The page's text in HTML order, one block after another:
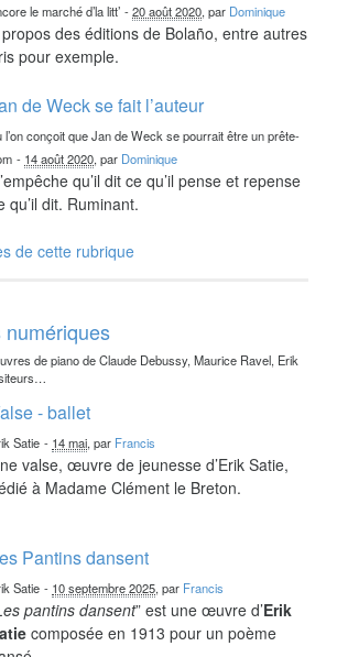
le marché d’la litt’ -20 août 2020, par Dominique
des éditions de Bolaño, entre autres
pour exemple.
de Weck se fait l’auteur
l’on conçoit que Jan de Weck se pourrait être un prête-
- 14 août 2020, par Dominique
qu’il dit ce qu’il pense et repense
qu’il dit. Ruminant.
de cette rubrique
de piano de Claude Debussy, Maurice Ravel, Erik
- ballet
Satie - 14 mai, par Francis
valse, œuvre de jeunesse d’Erik Satie,
à Madame Clément le Breton.
Pantins dansent
Satie - 10 septembre 2025, par Francis
pantins dansent” est une œuvre d’Erik
composée en 1913 pour un poème